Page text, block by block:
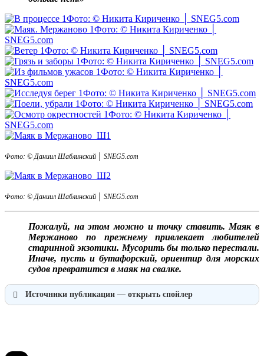
Фото: © Никита Кириченко │ SNEG5.com
Фото: © Никита Кириченко │
SNEG5.com
Фото: © Никита Кириченко │ SNEG5.com
Фото: © Никита Кириченко │ SNEG5.com
Фото: © Никита Кириченко │
SNEG5.com
Фото: © Никита Кириченко │ SNEG5.com
Фото: © Никита Кириченко │ SNEG5.com
Фото: © Никита Кириченко │
SNEG5.com
Фото: © Даниил Шаблинский │ SNEG5.com
Фото: © Даниил Шаблинский │ SNEG5.com
Пожалуй, на этом можно и точку ставить. Маяк в
Мержаново по прежнему привлекает любителей
старинной экзотики. Мусорить бы только перестали.
Иначе, пусть и бутафорский, ориентир для морских
судов превратится в маяк на свалке.
Источники публикации — открыть спойлер